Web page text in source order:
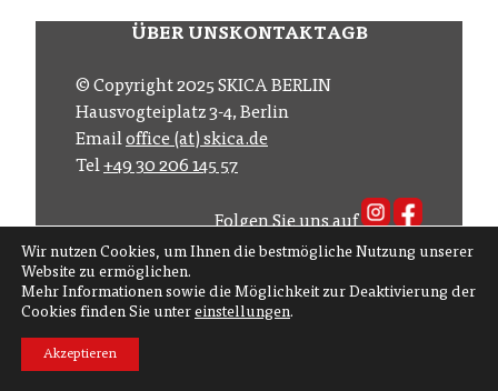
Wir nutzen Cookies, um Ihnen die bestmögliche Nutzung unserer
Website zu ermöglichen.
Mehr Informationen sowie die Möglichkeit zur Deaktivierung der
Cookies finden Sie unter einstellungen.
Akzeptieren
ÜBER UNSKONTAKTAGB
© Copyright 2025 SKICA BERLIN
Hausvogteiplatz 3-4, Berlin
Emailoffice (at) skica.de
Tel+49 30 206 145 57
Folgen Sie uns auf
Abonnieren Sie